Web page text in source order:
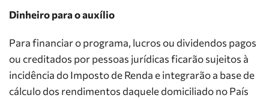
Dinheiro para o auxílio
Para financiar o programa, lucros ou dividendos pagos
ou creditados por pessoas jurídicas ficarão sujeitos à
incidência do Imposto de Renda e integrarão a base de
cálculo dos rendimentos daquele domiciliado no País